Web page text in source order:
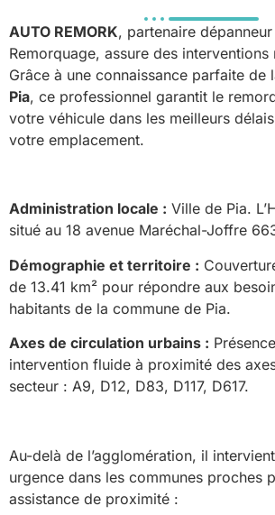
AUTO REMORK, partenaire dépanneur
Remorquage, assure des interventions
Grâce à une connaissance parfaite de
Pia, ce professionnel garantit le
votre véhicule dans les meilleurs
votre emplacement.
Administration locale : Ville de Pia.
situé au 18 avenue Maréchal-Joffre
Démographie et territoire :
de 13.41 km² pour répondre aux
habitants de la commune de Pia.
Axes de circulation urbains :
intervention fluide à proximité des
secteur : A9, D12, D83, D117, D617.
Au-delà de l’agglomération, il
urgence dans les communes proches
assistance de proximité :